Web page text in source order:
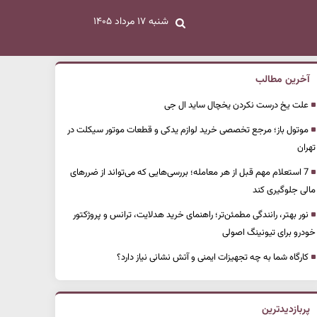
شنبه ۱۷ مرداد ۱۴۰۵
آخرین مطالب
علت یخ درست نکردن یخچال ساید ال جی
موتول باز؛ مرجع تخصصی خرید لوازم یدکی و قطعات موتور سیکلت در
تهران
7 استعلام مهم قبل از هر معامله؛ بررسی‌هایی که می‌تواند از ضررهای
مالی جلوگیری کند
نور بهتر، رانندگی مطمئن‌تر؛ راهنمای خرید هدلایت، ترانس و پروژکتور
خودرو برای تیونینگ اصولی
کارگاه شما به چه تجهیزات ایمنی و آتش نشانی نیاز دارد؟
پربازدیدترین